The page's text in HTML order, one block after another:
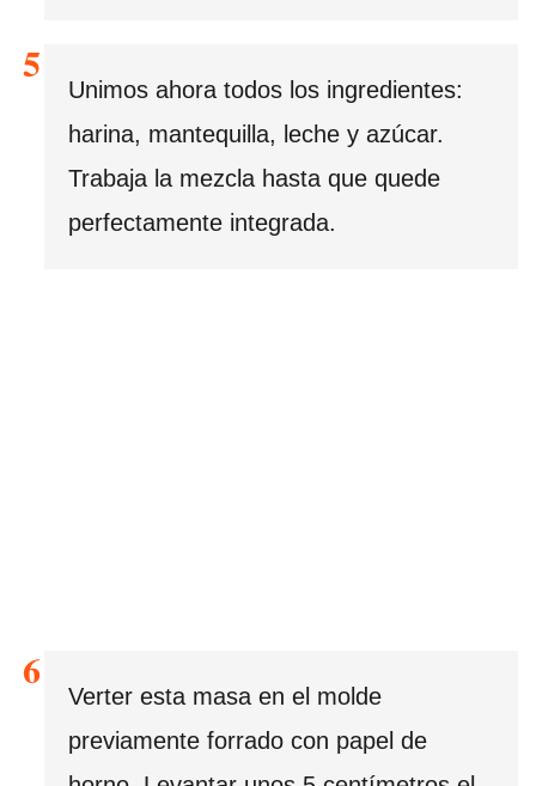
Unimos ahora todos los ingredientes:
harina, mantequilla, leche y azúcar.
Trabaja la mezcla hasta que quede
perfectamente integrada.
Verter esta masa en el molde
previamente forrado con papel de